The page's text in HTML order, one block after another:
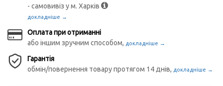
- самовивіз у м. Харків
докладніше →
Оплата при отриманні
або іншим зручним способом, докладніше →
Гарантія
обмін/повернення товару протягом 14 днів, докладніше →